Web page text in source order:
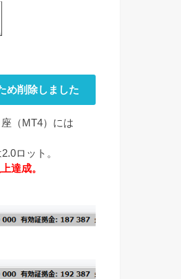
め削除しました
（MT4）には
ロット。
達成。